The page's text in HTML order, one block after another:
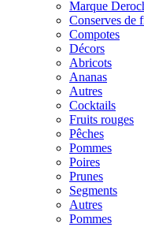
Marque
Conserves de
Compotes
Décors
Abricots
Ananas
Autres
Cocktails
Fruits rouges
Pêches
Pommes
Poires
Prunes
Segments
Autres
Pommes